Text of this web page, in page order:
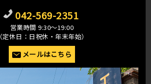
042-569-2351
営業時間 9:30〜19:00
（定休日：日祝休・年末年始）
メールはこちら